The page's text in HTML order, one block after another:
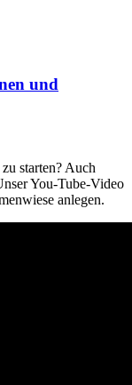
und
starten? Auch
You-Tube-Video
anlegen.